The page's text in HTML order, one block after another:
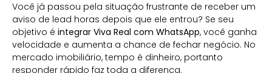
Você já passou pela situação frustrante de receber um
aviso de lead horas depois que ele entrou? Se seu
objetivo é integrar Viva Real com WhatsApp, você ganha
velocidade e aumenta a chance de fechar negócio. No
mercado imobiliário, tempo é dinheiro, portanto
responder rápido faz toda a diferença.